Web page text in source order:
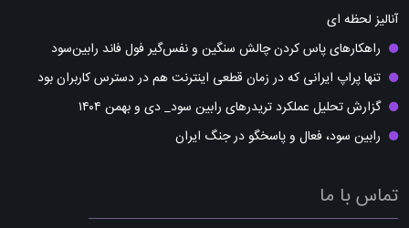
آنالیز لحظه ای
راهکارهای پاس کردن چالش سنگین و نفس‌گیر فول فاند رابین‌سود
تنها پراپ ایرانی که در زمان قطعی اینترنت هم در دسترس کاربران بود
گزارش تحلیل عملکرد تریدرهای رابین سود_ دی و بهمن ۱۴۰۴
رابین سود، فعال و پاسخگو در جنگ ایران
تماس با ما